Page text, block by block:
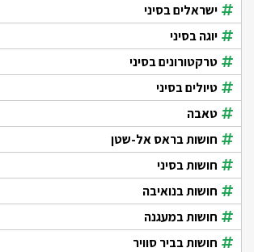
ישראלים בסיני
יוגה בסיני
טרקטורונים בסיני
טיולים בסיני
טאבה
חושות בראס אל-שטן
חושות בסיני
חושות בנואיבה
חושות במעגנה
חושות בביר סוויר